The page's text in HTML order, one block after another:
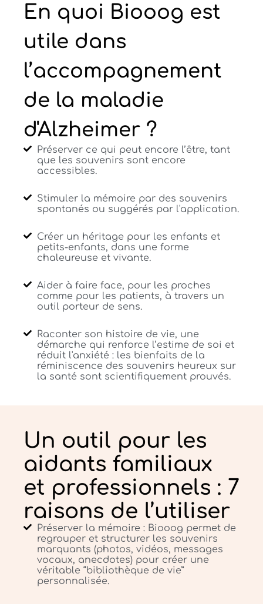
En quoi Biooog est
utile dans
l’accompagnement
de la maladie
d'Alzheimer ?
Préserver ce qui peut encore l’être, tant
que les souvenirs sont encore
accessibles.
Stimuler la mémoire par des souvenirs
spontanés ou suggérés par l'application.
Créer un héritage pour les enfants et
petits-enfants, dans une forme
chaleureuse et vivante.
Aider à faire face, pour les proches
comme pour les patients, à travers un
outil porteur de sens.
Raconter son histoire de vie, une
démarche qui renforce l’estime de soi et
réduit l'anxiété : les bienfaits de la
réminiscence des souvenirs heureux sur
la santé sont scientifiquement prouvés.
Un outil pour les
aidants familiaux
et professionnels : 7
raisons de l’utiliser
Préserver la mémoire : Biooog permet de
regrouper et structurer les souvenirs
marquants (photos, vidéos, messages
vocaux, anecdotes) pour créer une
véritable “bibliothèque de vie”
personnalisée.